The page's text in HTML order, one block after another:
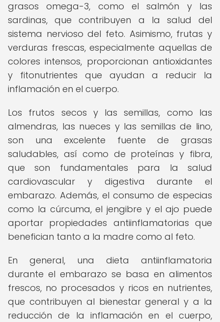
grasos omega-3, como el salmón y las
sardinas, que contribuyen a la salud del
sistema nervioso del feto. Asimismo, frutas y
verduras frescas, especialmente aquellas de
colores intensos, proporcionan antioxidantes
y fitonutrientes que ayudan a reducir la
inflamación en el cuerpo.
Los frutos secos y las semillas, como las
almendras, las nueces y las semillas de lino,
son una excelente fuente de grasas
saludables, así como de proteínas y fibra,
que son fundamentales para la salud
cardiovascular y digestiva durante el
embarazo. Además, el consumo de especias
como la cúrcuma, el jengibre y el ajo puede
aportar propiedades antiinflamatorias que
benefician tanto a la madre como al feto.
En general, una dieta antiinflamatoria
durante el embarazo se basa en alimentos
frescos, no procesados y ricos en nutrientes,
que contribuyen al bienestar general y a la
reducción de la inflamación en el cuerpo,